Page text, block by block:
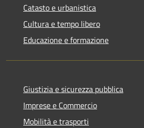
Catasto e urbanistica
Cultura e tempo libero
Educazione e formazione
Giustizia e sicurezza pubblica
Imprese e Commercio
Mobilità e trasporti